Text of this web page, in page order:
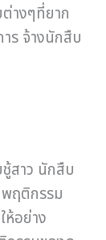
างๆที่ยาก
ร จ้างนักสืบ
สาว นักสืบ
ฤติกรรม
อย่าง